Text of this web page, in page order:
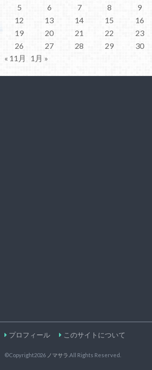
5
6 7 8 9
12
13 14 15 16
19
20 21 22 23
26
27 28 29 30
« 11月
1月 »
プロフィール このサイトについて
©Copyright2026 ノマサラ .All Rights Reserved.